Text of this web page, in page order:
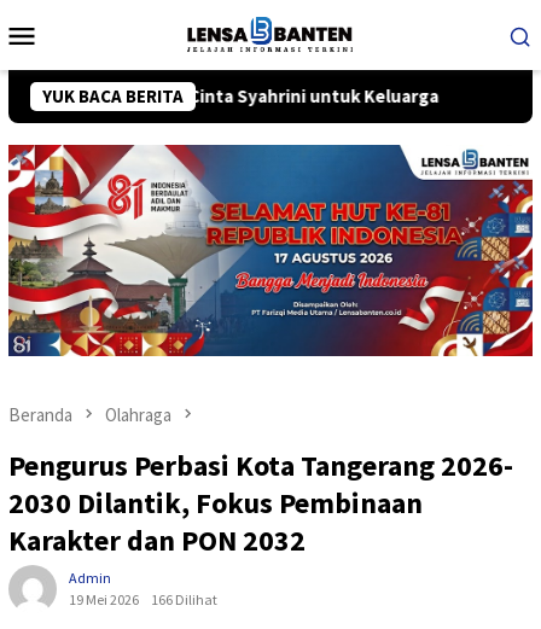
ke
Mobile
YUK BACA BERITA
Surat Cinta Syahrini untuk Keluarga Bukan Sekadar
Beranda Olahraga
Pengurus Perbasi Kota Tangerang 2026-
2030 Dilantik, Fokus Pembinaan
Karakter dan PON 2032
Admin
19 Mei 2026
166 Dilihat